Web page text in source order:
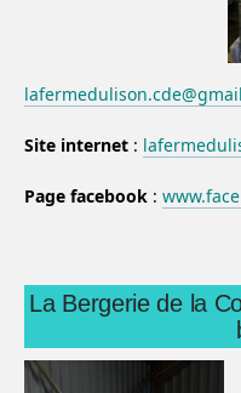
Site internet :
Page facebook :
La Bergerie de la